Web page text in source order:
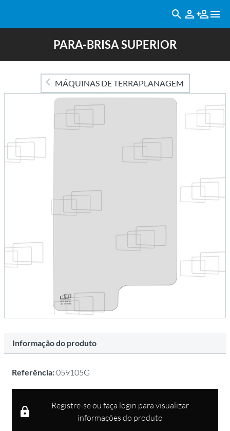
PARA-BRISA SUPERIOR
MÁQUINAS DE TERRAPLANAGEM
Informação do produto
Referência:059105G
Registre-se ou faça login para visualizar
informações do produto